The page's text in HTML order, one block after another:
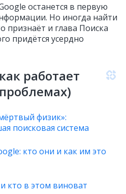
останется в первую
Но иногда найти
признаёт и глава Поиска
придётся усердно
работает
физик»:
поисковая система
кто они и как им это
кто в этом виноват